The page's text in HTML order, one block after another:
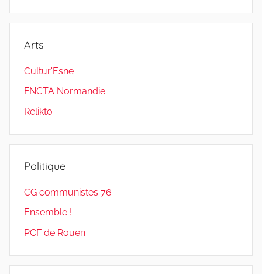
Arts
Cultur'Esne
FNCTA Normandie
Relikto
Politique
CG communistes 76
Ensemble !
PCF de Rouen